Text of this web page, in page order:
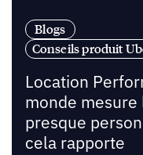
Blogs
Conseils produit
Location
monde
presque
cela rapporte